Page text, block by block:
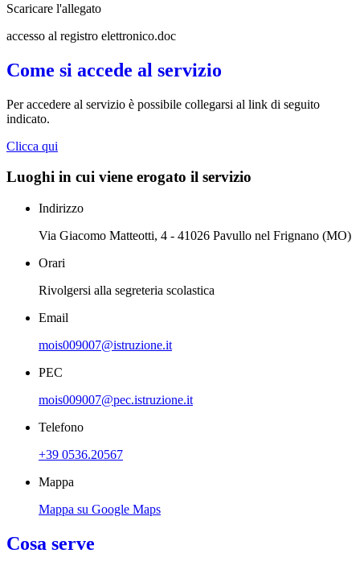
Scaricare l'allegato
accesso al registro elettronico.doc
Come si accede al servizio
Per accedere al servizio è possibile collegarsi al link di seguito
indicato.
Clicca qui
Luoghi in cui viene erogato il servizio
Indirizzo
Via Giacomo Matteotti, 4 - 41026 Pavullo nel Frignano (MO)
Orari
Rivolgersi alla segreteria scolastica
Email
mois009007@istruzione.it
PEC
mois009007@pec.istruzione.it
Telefono
+39 0536.20567
Mappa
Mappa su Google Maps
Cosa serve